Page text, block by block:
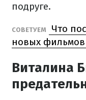
подруге.
СОВЕТУЕМ
Что
новых фильмов
Виталина